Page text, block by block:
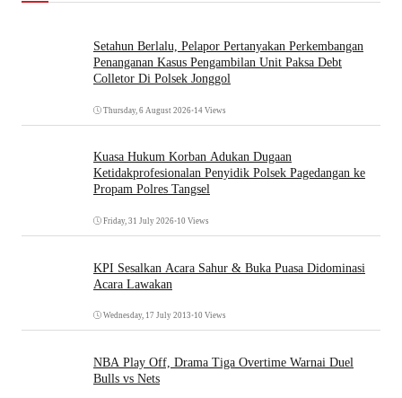
Setahun Berlalu, Pelapor Pertanyakan Perkembangan
Penanganan Kasus Pengambilan Unit Paksa Debt
Colletor Di Polsek Jonggol
Thursday, 6 August 2026•14 Views
Kuasa Hukum Korban Adukan Dugaan
Ketidakprofesionalan Penyidik Polsek Pagedangan ke
Propam Polres Tangsel
Friday, 31 July 2026•10 Views
KPI Sesalkan Acara Sahur & Buka Puasa Didominasi
Acara Lawakan
Wednesday, 17 July 2013 •10 Views
NBA Play Off, Drama Tiga Overtime Warnai Duel
Bulls vs Nets